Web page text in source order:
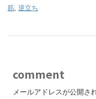
筋, 逆立ち
comment
メールアドレスが公開さ